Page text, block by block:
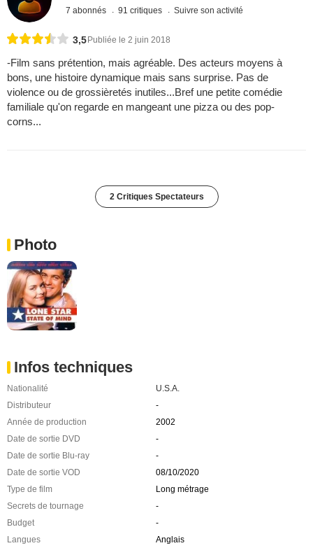
7 abonnés 91 critiques Suivre son activité
3,5Publiée le 2 juin 2018
-Film sans prétention, mais agréable. Des acteurs moyens à
bons, une histoire dynamique mais sans surprise. Pas de
violence ou de grossièretés inutiles...Bref une petite comédie
familiale qu'on regarde en mangeant une pizza ou des pop-
corns...
2 Critiques Spectateurs
Photo
Infos techniques
Nationalité
U.S.A.
Distributeur
-
Année de production
2002
Date de sortie DVD
-
Date de sortie Blu-ray
-
Date de sortie VOD
08/10/2020
Type de film
Long métrage
Secrets de tournage
-
Budget
-
Langues
Anglais